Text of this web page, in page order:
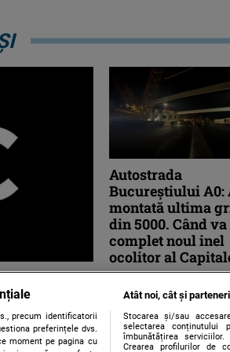
lanț de
acestui an
Autostrada
Bucureștiului A0:
montată ultima
din 5000. Când
complet noul inel
ocolitor al
ultima grindă de beton
structurile din
Bucureștiului A0,
secretarului ...
precum identificatorii
preferințele dvs.
moment pe pagina cu
Atât noi, cât și
Stocarea și/sau
selectarea conținutului
îmbunătățirea
Crearea profilurilor de